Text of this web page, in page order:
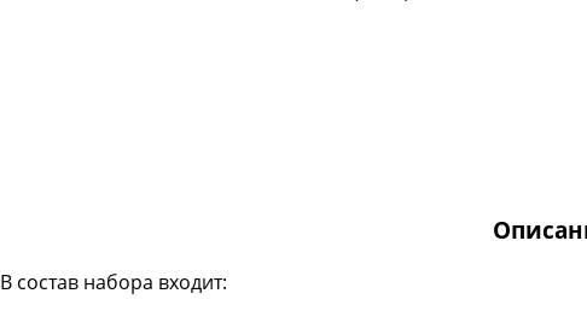
В состав набора входит: